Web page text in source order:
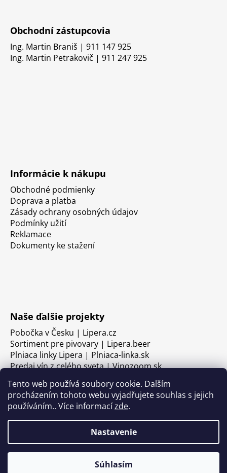
Tento web používá soubory cookie. Dalším
procházením tohoto webu vyjadřujete souhlas s jejich
používáním.. Více informacízde.
Nastavenie
Súhlasím
Obchodní zástupcovia
Ing. Martin Braniš | 911 147 925
Ing. Martin Petrakovič | 911 247 925
Informácie k nákupu
Obchodné podmienky
Doprava a platba
Zásady ochrany osobných údajov
Podmínky užití
Reklamace
Dokumenty ke stažení
Naše ďalšie projekty
Pobočka v Česku | Lipera.cz
Sortiment pre pivovary | Lipera.beer
Plniaca linky Lipera | Plniaca-linka.sk
Predaj vín z celého sveta | Vinozoom.sk
Vytvoril Shoptet